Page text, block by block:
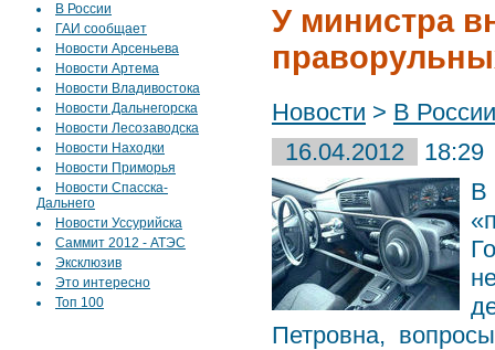
В России
ГАИ сообщает
Новости Арсеньева
Новости Артема
Новости Владивостока
Новости Дальнегорска
Новости Лесозаводска
Новости Находки
Новости Приморья
Новости Спасска-
Дальнего
Новости Уссурийска
Саммит 2012 - АТЭС
Эксклюзив
Это интересно
Топ 100
У министра
Новости > В России
16.04.2012
18:29
В
Петровна,